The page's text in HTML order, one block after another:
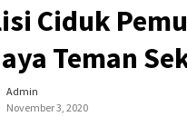
Ciduk
Teman
Admin
November 3, 2020